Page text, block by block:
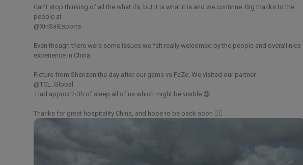
Can’t stop thinking of all the what ifs, but it is what it is and we continue. Big thanks to the
people at
@XinSaiEsports
Even though there were some issues we felt really welcomed by the people and overall nice
experience in China.
Picture from Shenzen the day after our game vs FaZe. We visited our partner
@TCL_Global
Thanks for great hospitality China, and hope to be back soon 👍🏼